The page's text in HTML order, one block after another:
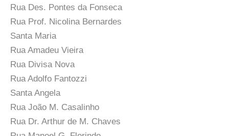
Rua Des. Pontes da Fonseca
Rua Prof. Nicolina Bernardes
Santa Maria
Rua Amadeu Vieira
Rua Divisa Nova
Rua Adolfo Fantozzi
Santa Angela
Rua João M. Casalinho
Rua Dr. Arthur de M. Chaves